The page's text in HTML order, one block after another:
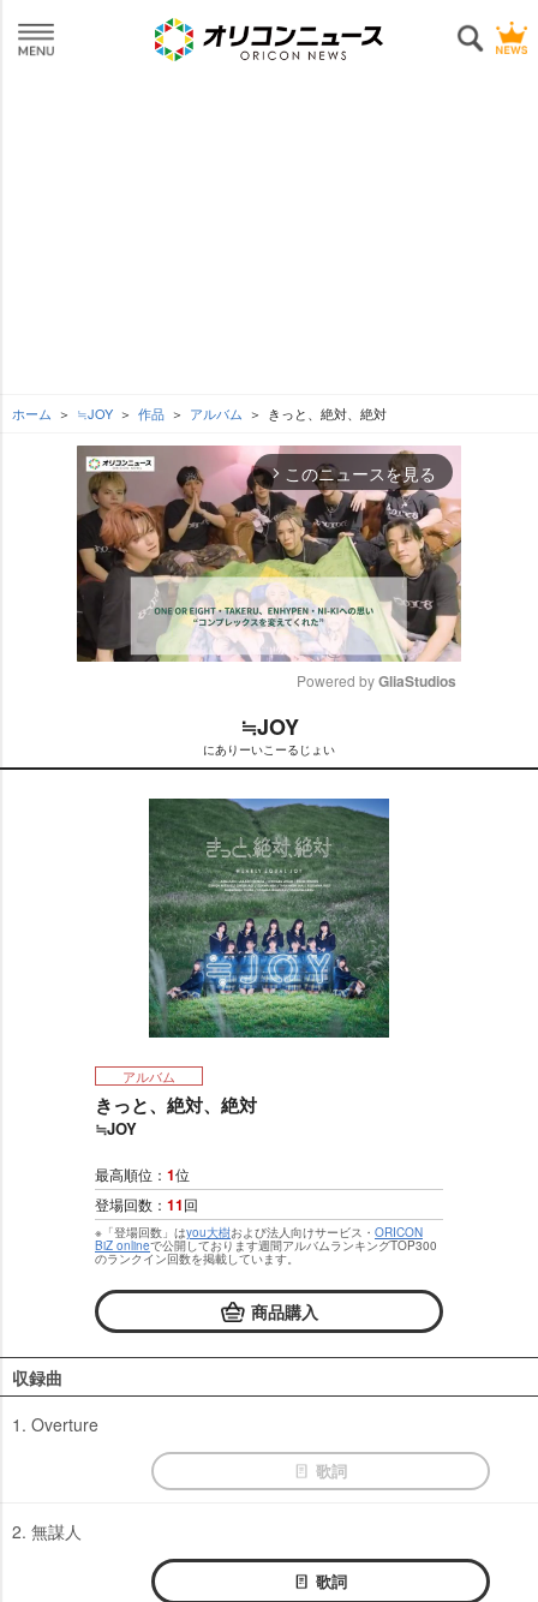
ホーム ≒JOY 作品 アルバム きっと、絶対、絶対
arrow_forward_ios このニュースを見る
t
e
Powered by GliaStudios
≒JOY
にありーいこーるじょい
アルバム
きっと、絶対、絶対
≒JOY
最高順位： 1位
登場回数： 11回
※「登場回数」はyou大樹および法人向けサービス・ ORICON
BiZ onlineで公開しております週間アルバムランキングTOP300
のランクイン回数を掲載しています。
商品購入
収録曲
1. Overture
歌詞
2. 無謀人
歌詞